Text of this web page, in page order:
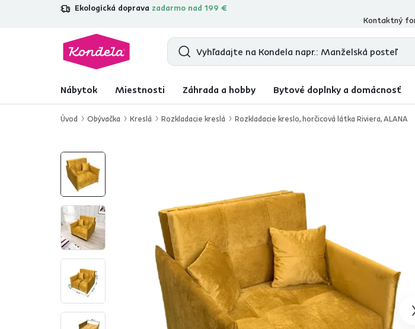
Ekologická doprava zadarmo nad 199 €
4,7 31 285overených produktových recenzií
Kontaktný
Nábytok Miestnosti Záhrada a hobby Bytové doplnky a domácnosť
Úvod Obývačka Kreslá Rozkladacie kreslá Rozkladacie kreslo, horčicová látka Riviera, ALANA